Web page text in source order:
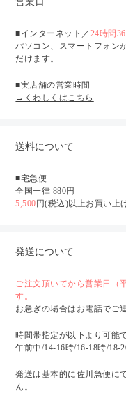
■インターネット／ 24時間
パソコン、スマートフォン
だけます。
■実店舗の営業時間
→くわしくはこちら
送料について
■宅急便
全国一律 880円
5,500円(税込)以上お買い上
発送について
ご注文頂いてから営業日（
す。
お急ぎの場合はお電話でご
時間帯指定が以下より可能
午前中/14-16時/16-18時/18-
発送は基本的に佐川急便に
ん。